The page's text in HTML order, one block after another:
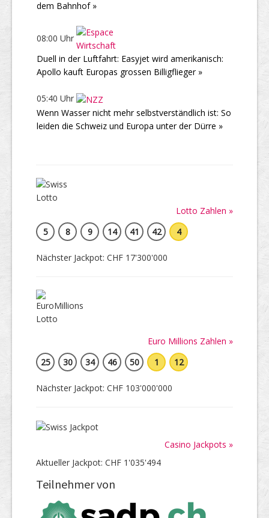
dem Bahnhof »
08:00 Uhr
Duell in der Luftfahrt: Easyjet wird amerikanisch:
Apollo kauft Europas grossen Billigflieger »
05:40 Uhr
Wenn Wasser nicht mehr selbstverständlich ist: So
leiden die Schweiz und Europa unter der Dürre »
Lotto Zahlen »
5
8 9 14 41 42 4
Nächster Jackpot: CHF 17'300'000
Euro Millions Zahlen »
25
30 34 46 50 1 12
Nächster Jackpot: CHF 103'000'000
Casino Jackpots »
Aktueller Jackpot: CHF 1'035'494
Teilnehmer von